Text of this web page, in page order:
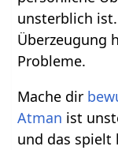
unsterblich
Überzeugung
Probleme.
Mache dir
Atman ist
und das spielt